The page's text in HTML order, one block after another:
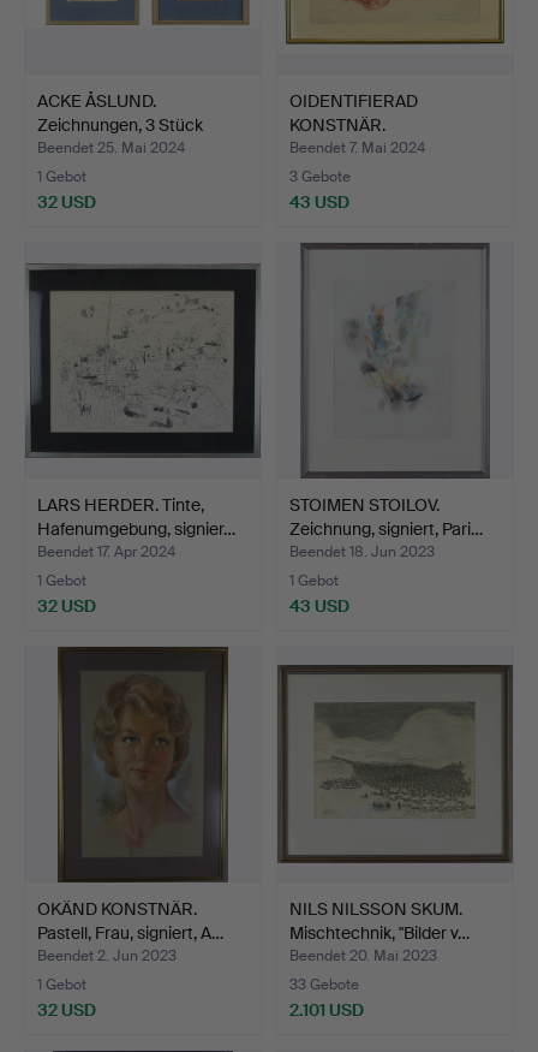
ACKE ÅSLUND.
Zeichnungen, 3 Stück
Signiert…
Beendet 25. Mai 2024
1 Gebot
32 USD
OIDENTIFIERAD
KONSTNÄR.
Kohlenstoffzeichnu…
Beendet 7. Mai 2024
3 Gebote
43 USD
LARS HERDER. Tinte,
Hafenumgebung, signier…
Beendet 17. Apr 2024
1 Gebot
32 USD
STOIMEN STOILOV.
Zeichnung, signiert, Pari…
Beendet 18. Jun 2023
1 Gebot
43 USD
OKÄND KONSTNÄR.
Pastell, Frau, signiert, A…
Beendet 2. Jun 2023
1 Gebot
32 USD
NILS NILSSON SKUM.
Mischtechnik, "Bilder v…
Beendet 20. Mai 2023
33 Gebote
2.101 USD